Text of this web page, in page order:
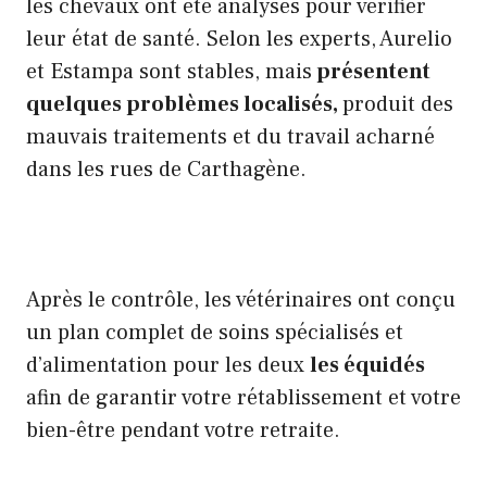
les chevaux ont été analysés pour vérifier
leur état de santé. Selon les experts, Aurelio
et Estampa sont stables, maisprésentent
quelques problèmes localisés,produit des
mauvais traitements et du travail acharné
dans les rues de Carthagène.
Après le contrôle, les vétérinaires ont conçu
un plan complet de soins spécialisés et
d’alimentation pour les deuxles équidés
afin de garantir votre rétablissement et votre
bien-être pendant votre retraite.